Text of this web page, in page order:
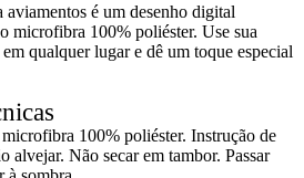
é um desenho digital
microfibra 100% poliéster. Use sua
qualquer lugar e dê um toque especial
100% poliéster. Instrução de
alvejar. Não secar em tambor. Passar